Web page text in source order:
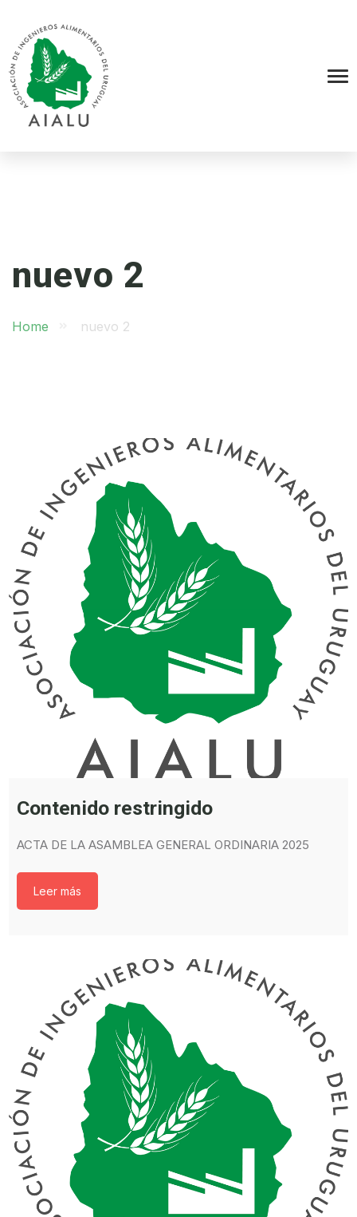
nuevo 2
Home nuevo 2
Contenido restringido
ACTA DE LA ASAMBLEA GENERAL ORDINARIA 2025
Leer más